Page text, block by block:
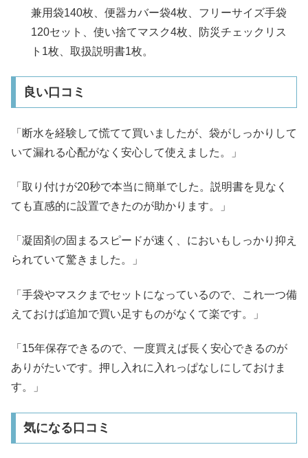
兼用袋140枚、便器カバー袋4枚、フリーサイズ手袋
120セット、使い捨てマスク4枚、防災チェックリス
ト1枚、取扱説明書1枚。
良い口コミ
「断水を経験して慌てて買いましたが、袋がしっかりして
いて漏れる心配がなく安心して使えました。」
「取り付けが20秒で本当に簡単でした。説明書を見なく
ても直感的に設置できたのが助かります。」
「凝固剤の固まるスピードが速く、においもしっかり抑え
られていて驚きました。」
「手袋やマスクまでセットになっているので、これ一つ備
えておけば追加で買い足すものがなくて楽です。」
「15年保存できるので、一度買えば長く安心できるのが
ありがたいです。押し入れに入れっぱなしにしておけま
す。」
気になる口コミ